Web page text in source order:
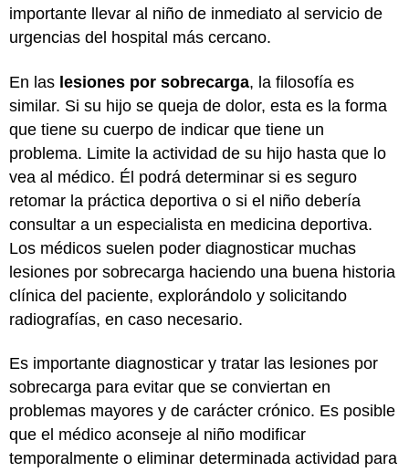
importante llevar al niño de inmediato al servicio de
urgencias del hospital más cercano.
En las lesiones por sobrecarga, la filosofía es
similar. Si su hijo se queja de dolor, esta es la forma
que tiene su cuerpo de indicar que tiene un
problema. Limite la actividad de su hijo hasta que lo
vea al médico. Él podrá determinar si es seguro
retomar la práctica deportiva o si el niño debería
consultar a un especialista en medicina deportiva.
Los médicos suelen poder diagnosticar muchas
lesiones por sobrecarga haciendo una buena historia
clínica del paciente, explorándolo y solicitando
radiografías, en caso necesario.
Es importante diagnosticar y tratar las lesiones por
sobrecarga para evitar que se conviertan en
problemas mayores y de carácter crónico. Es posible
que el médico aconseje al niño modificar
temporalmente o eliminar determinada actividad para